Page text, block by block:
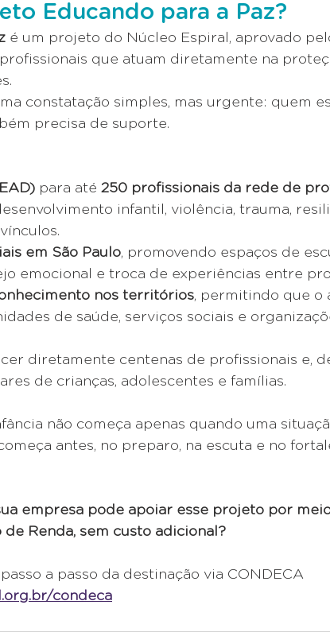
Educando para a Paz?
é um projeto do Núcleo Espiral, aprovado
que atuam diretamente na
constatação simples, mas urgente: quem
precisa de suporte.
para até 250 profissionais da rede de
infantil, violência, trauma,
em São Paulo, promovendo espaços de
emocional e troca de experiências entre
nos territórios, permitindo que o
de saúde, serviços sociais e
diretamente centenas de profissionais e,
de crianças, adolescentes e famílias.
não começa apenas quando uma
antes, no preparo, na escuta e no
empresa pode apoiar esse projeto por
Renda, sem custo adicional?
a passo da destinação via CONDECA
condeca